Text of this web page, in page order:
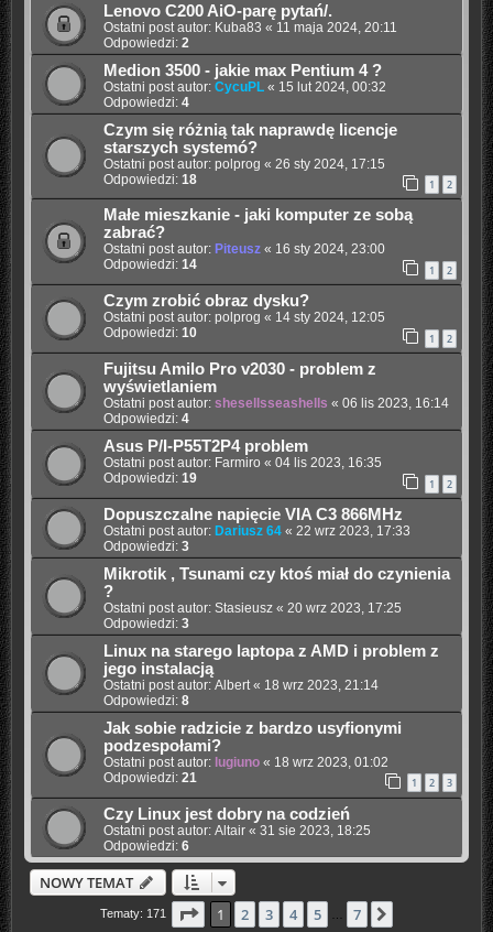
Lenovo C200 AiO-parę pytań/.
Ostatni post autor: Kuba83 « 11 maja 2024, 20:11
Odpowiedzi: 2
Medion 3500 - jakie max Pentium 4 ?
Ostatni post autor: CycuPL« 15 lut 2024, 00:32
Odpowiedzi: 4
Czym się różnią tak naprawdę licencje
starszych systemó?
Ostatni post autor: polprog « 26 sty 2024, 17:15
Odpowiedzi: 18 1 2
Małe mieszkanie - jaki komputer ze sobą
zabrać?
Ostatni post autor: Piteusz« 16 sty 2024, 23:00
Odpowiedzi: 14 1 2
Czym zrobić obraz dysku?
Ostatni post autor: polprog « 14 sty 2024, 12:05
Odpowiedzi: 10 1 2
Fujitsu Amilo Pro v2030 - problem z
wyświetlaniem
Ostatni post autor: shesellsseashells « 06 lis 2023, 16:14
Odpowiedzi: 4
Asus P/I-P55T2P4 problem
Ostatni post autor: Farmiro « 04 lis 2023, 16:35
Odpowiedzi: 19 1 2
Dopuszczalne napięcie VIA C3 866MHz
Ostatni post autor: Dariusz 64« 22 wrz 2023, 17:33
Odpowiedzi: 3
Mikrotik , Tsunami czy ktoś miał do czynienia
?
Ostatni post autor: Stasieusz« 20 wrz 2023, 17:25
Odpowiedzi: 3
Linux na starego laptopa z AMD i problem z
jego instalacją
Ostatni post autor: Albert« 18 wrz 2023, 21:14
Odpowiedzi: 8
Jak sobie radzicie z bardzo usyfionymi
podzespołami?
Ostatni post autor: lugiuno« 18 wrz 2023, 01:02
Odpowiedzi: 21 1 2 3
Czy Linux jest dobry na codzień
Ostatni post autor: Altair« 31 sie 2023, 18:25
Odpowiedzi: 6
NOWY TEMAT
Tematy: 171 Strona1 z7
1 2 3 4 5 7